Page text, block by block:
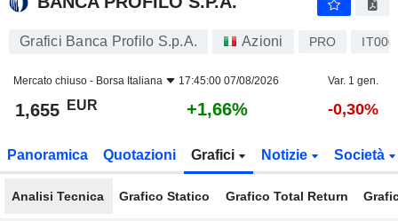
Grafici Banca Profilo S.p.A. Azioni PRO
Mercato chiuso - Borsa Italiana 17:45:00 07/08/2026 Var. 1 gen.
1,655 EUR +1,66% -0,30%
Panoramica Quotazioni Grafici Notizie Società
Analisi Tecnica Grafico Statico Grafico Total Return